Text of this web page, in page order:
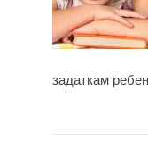
задаткам